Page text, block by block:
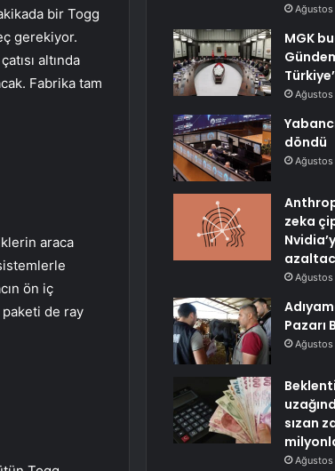
bir Togg
gerekiyor.
altında
Fabrika tam
araca
ön iç
de ray
Ağustos
MGK
Türkiye’
Ağustos
döndü
Ağustos
zeka
Ağustos
Pazarı
Ağustos
sızan
Ağustos